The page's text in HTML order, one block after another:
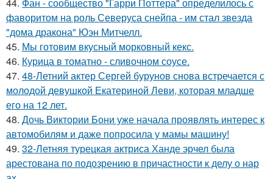
фаворитом на роль Северуса снейпа - им стал звезда
"дома дракона" Юэн Митчелл.
45. Мы готовим вкусный морковный кекс.
46. Курица в томатно - сливочном соусе.
47. 48-Летний актер Сергей бурунов снова встречается с
молодой девушкой Екатериной Леви, которая младше
его на 12 лет.
48. Дочь Виктории Бони уже начала проявлять интерес к
автомобилям и даже попросила у мамы машину!
49. 32-Летняя турецкая актриса Ханде эрчел была
арестована по подозрению в причастности к делу о нар